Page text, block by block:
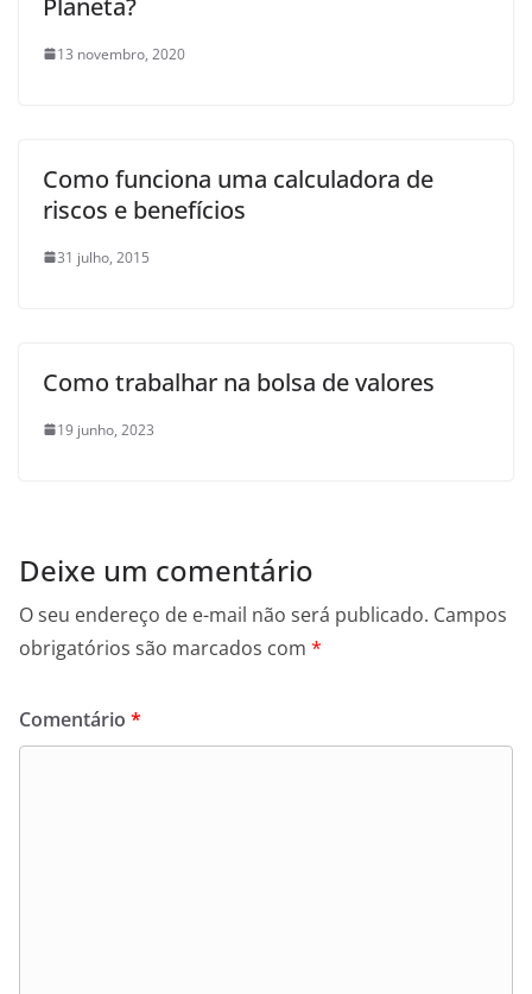
Planeta?
13 novembro, 2020
Como funciona uma calculadora de
riscos e benefícios
31 julho, 2015
Como trabalhar na bolsa de valores
19 junho, 2023
Deixe um comentário
O seu endereço de e-mail não será publicado. Campos
obrigatórios são marcados com *
Comentário *